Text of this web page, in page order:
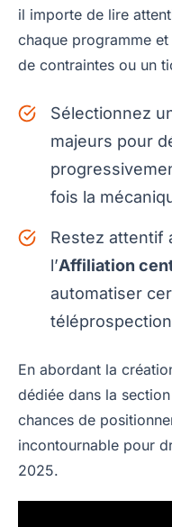
il importe de lire
chaque programme
de contraintes ou un
Sélectionnez
majeurs pour
fois la
Restez attentif
l’Affiliation
automatiser
En abordant la
dédiée dans la
chances de
incontournable pour
2025.